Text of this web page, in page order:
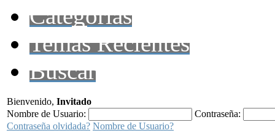
Categorías
Temas Recientes
Buscar
Bienvenido, Invitado
Nombre de Usuario:
Contraseña:
Contraseña olvidada? Nombre de Usuario?